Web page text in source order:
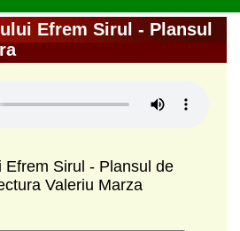
Efrem Sirul - Plansul
Efrem Sirul - Plansul de
Valeriu Marza